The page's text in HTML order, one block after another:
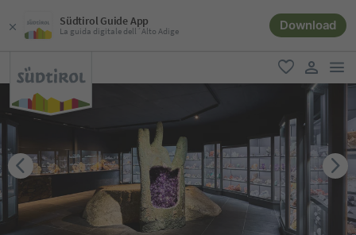
Südtirol Guide App
La guida digitale dell´Alto Adige Download
favoriti
user link